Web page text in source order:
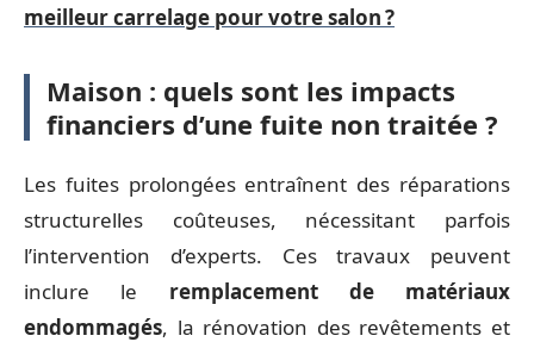
meilleur carrelage pour votre salon ?
Maison : quels sont les impacts
financiers d’une fuite non traitée ?
Les fuites prolongées entraînent des réparations
structurelles coûteuses, nécessitant parfois
l’intervention d’experts. Ces travaux peuvent
inclure le remplacement de matériaux
endommagés, la rénovation des revêtements et